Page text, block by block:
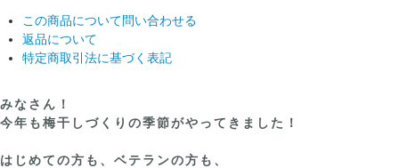
この商品について問い合わせる
返品について
特定商取引法に基づく表記
みなさん！
今年も梅干しづくりの季節がやってきました！
はじめての方も、ベテランの方も、